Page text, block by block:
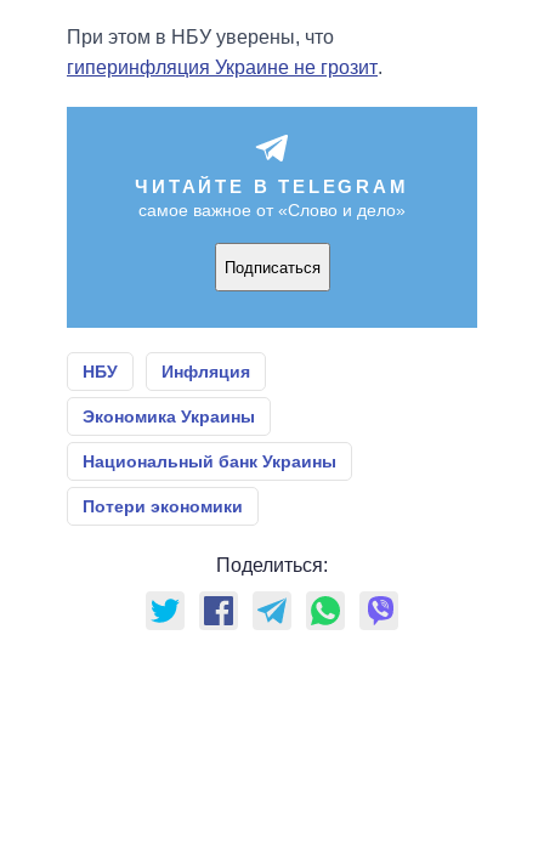
При этом в НБУ уверены, что
гиперинфляция Украине не грозит.
ЧИТАЙТЕ В TELEGRAM
самое важное от «Слово и дело»
Подписаться
НБУ Инфляция
Экономика Украины
Национальный банк Украины
Потери экономики
Поделиться: